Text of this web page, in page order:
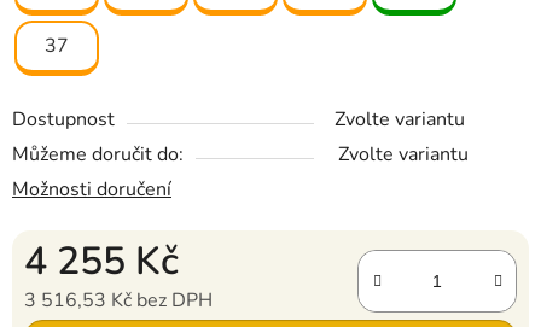
37
Dostupnost
Zvolte variantu
Můžeme doručit do:
Zvolte variantu
Možnosti doručení
4 255 Kč
3 516,53 Kč bez DPH